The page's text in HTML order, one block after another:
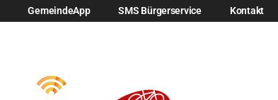
GemeindeApp SMS Bürgerservice Kontakt